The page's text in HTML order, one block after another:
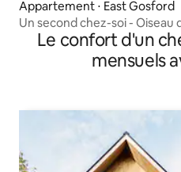
Appartement ⋅ East Gosford
Un second chez-soi - Oiseau
Le confort d'un
mensuels